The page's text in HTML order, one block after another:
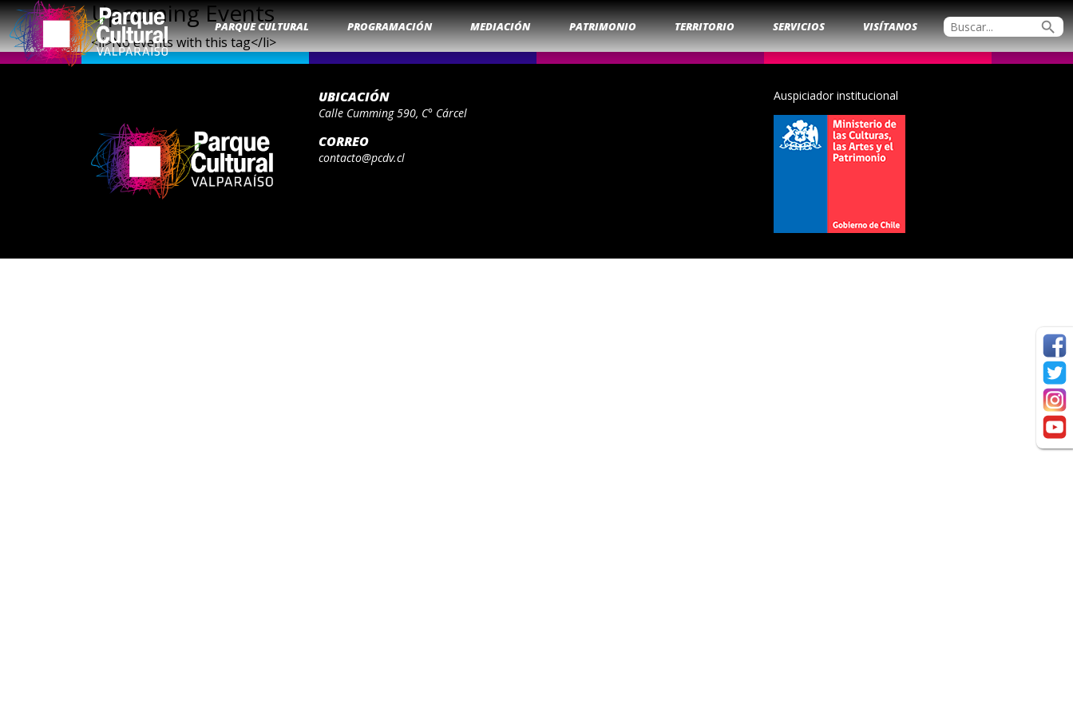
PARQUE CULTURAL PROGRAMACIÓN MEDIACIÓN PATRIMONIO TERRITORIO SERVICIOS VISÍTANOS search
Upcoming Events
<li>No events with this tag</li>
UBICACIÓN
Calle Cumming 590, C° Cárcel
CORREO
contacto@pcdv.cl
Auspiciador institucional